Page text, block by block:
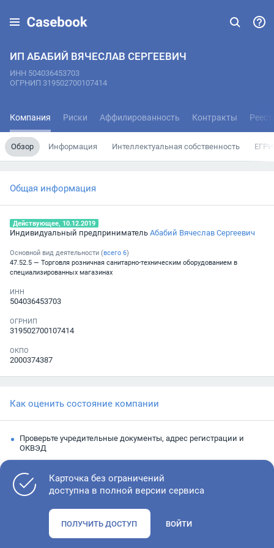
ИП АБАБИЙ ВЯЧЕСЛАВ СЕРГЕЕВИЧ
ИНН 504036453703
ОГРНИП 319502700107414
Компания Риски Аффилированность Контракты
Обзор Информация Интеллектуальная собственность
Общая информация
Действующее, 10.12.2019
Индивидуальный предпринимательАбабий Вячеслав Сергеевич
Основной вид деятельности (всего 6)
47.52.5 — Торговля розничная санитарно-техническим оборудованием в
специализированных магазинах
ИНН
504036453703
ОГРНИП
319502700107414
ОКПО
2000374387
Как оценить состояние компании
Проверьте учредительные документы, адрес регистрации и
ОКВЭД
Изучите финансовые показатели
исполнительным производствам
Карточка без ограничений
доступна в полной версии сервиса
ПОЛУЧИТЬ ДОСТУП ВОЙТИ